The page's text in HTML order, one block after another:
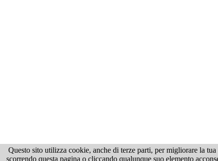
Questo sito utilizza cookie, anche di terze parti, per migliorare la
scorrendo questa pagina o cliccando qualunque suo elemento